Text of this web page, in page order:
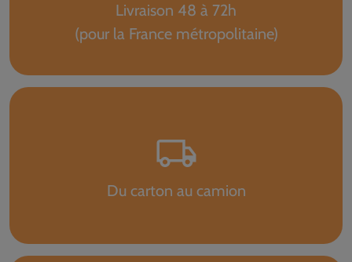
Livraison 48 à 72h
(pour la France métropolitaine)
Du carton au camion